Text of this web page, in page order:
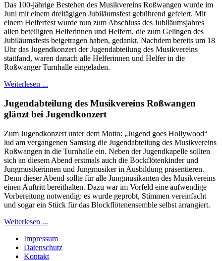
Das 100-jährige Bestehen des Musikvereins Roßwangen wurde im
Juni mit einem dreitägigen Jubiläumsfest gebührend gefeiert. Mit
einem Helferfest wurde nun zum Abschluss des Jubiläumsjahres
allen beteiligten Helferinnen und Helfern, die zum Gelingen des
Jubiläumsfests beigetragen haben, gedankt. Nachdem bereits um 18
Uhr das Jugendkonzert der Jugendabteilung des Musikvereins
stattfand, waren danach alle Helferinnen und Helfer in die
Roßwanger Turnhalle eingeladen.
Weiterlesen ...
Jugendabteilung des Musikvereins Roßwangen
glänzt bei Jugendkonzert
Zum Jugendkonzert unter dem Motto: „Jugend goes Hollywood“
lud am vergangenen Samstag die Jugendabteilung des Musikvereins
Roßwangen in die Turnhalle ein. Neben der Jugendkapelle sollten
sich an diesem Abend erstmals auch die Bockflötenkinder und
Jungmusikerinnen und Jungmusiker in Ausbildung präsentieren.
Denn dieser Abend sollte für alle Jungmusikanten des Musikvereins
einen Auftritt bereithalten. Dazu war im Vorfeld eine aufwendige
Vorbereitung notwendig: es wurde geprobt, Stimmen vereinfacht
und sogar ein Stück für das Blockflötenensemble selbst arrangiert.
Weiterlesen ...
Impressum
Datenschutz
Kontakt